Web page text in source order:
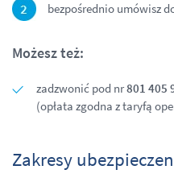
bezpośrednio umówisz
Możesz też:
zadzwonić pod nr801 405
(opłata zgodna z taryfą
Zakresy